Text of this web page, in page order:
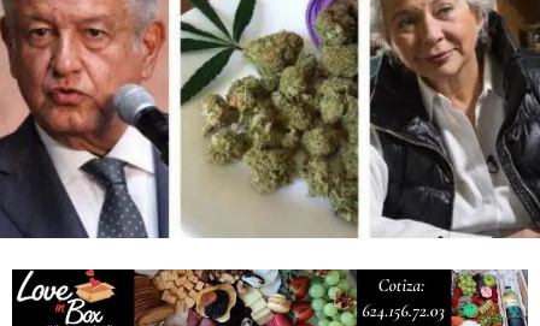
Campesina